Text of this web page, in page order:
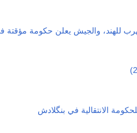
للهند، والجيش يعلن حكومة مؤقتة
الانتقالية في بنگلادش